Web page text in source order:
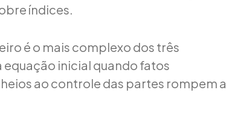
índices.
é o mais complexo dos três
equação inicial quando fatos
ao controle das partes rompem a